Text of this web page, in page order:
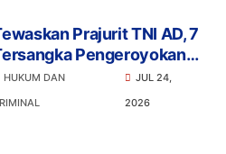
Prajurit TNI AD, 7
Pengeroyokan
Penjara Seumur
HUKUM DAN
JUL 24,
2026